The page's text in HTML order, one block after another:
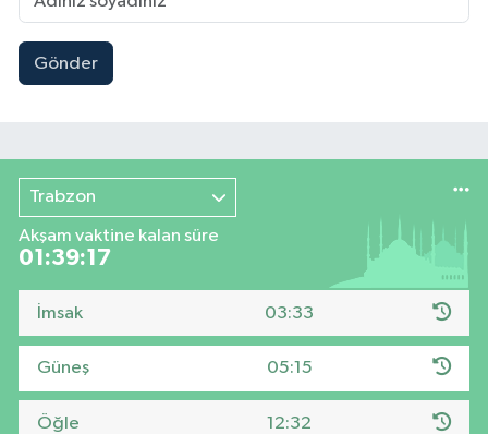
Gönder
Trabzon
Akşam vaktine kalan süre
01:39:16
İmsak 03:33
Güneş 05:15
Öğle 12:32